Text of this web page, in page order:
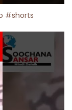
#shorts